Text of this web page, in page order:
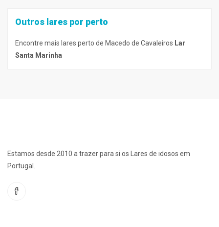
Outros lares por perto
Encontre mais lares perto de Macedo de Cavaleiros Lar
Santa Marinha
Estamos desde 2010 a trazer para si os Lares de idosos em
Portugal.